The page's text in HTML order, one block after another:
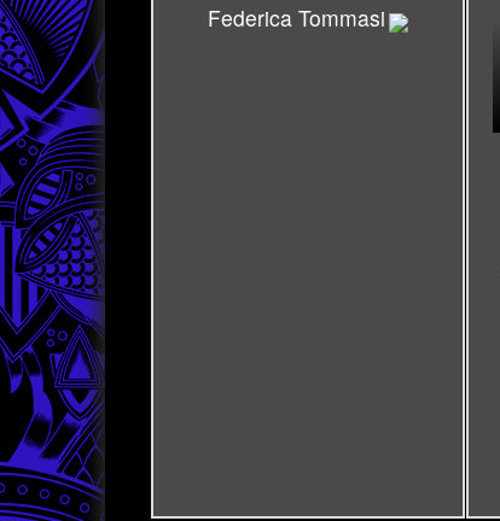
Federica Tommasi